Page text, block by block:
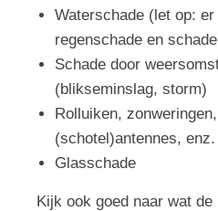
Waterschade (let op:
regenschade en
Schade door
(blikseminslag, storm)
Rolluiken,
(schotel)antennes, enz.
Glasschade
Kijk ook goed naar wat